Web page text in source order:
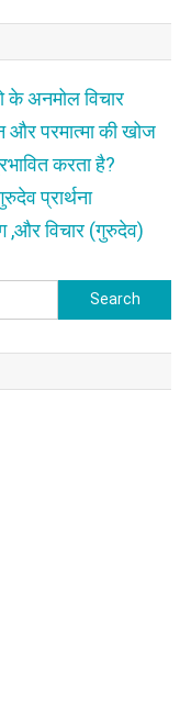
अनमोल विचार
और परमात्मा की खोज
करता है?
प्रार्थना
,और विचार (गुरुदेव)
Search
for: